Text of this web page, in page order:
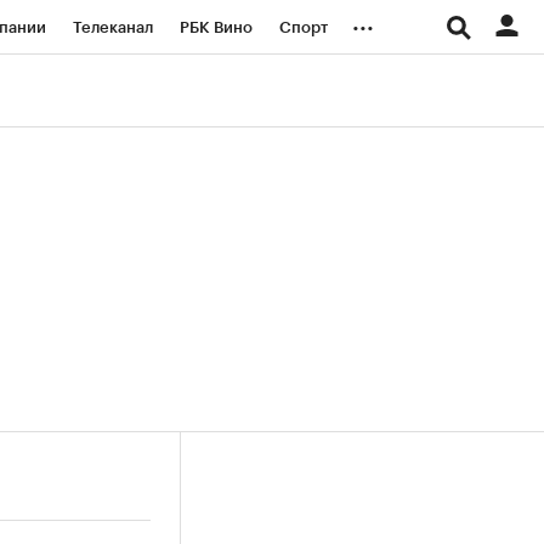
Телеканал РБК Вино Спорт ...